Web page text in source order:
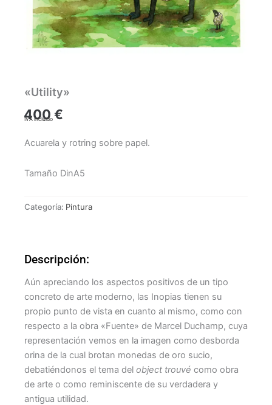
«Utility»
400€
IVA incluido
Acuarela y rotring sobre papel.
Tamaño DinA5
Categoría: Pintura
Descripción:
Aún apreciando los aspectos positivos de un tipo
concreto de arte moderno, las Inopias tienen su
propio punto de vista en cuanto al mismo, como con
respecto a la obra «Fuente» de Marcel Duchamp, cuya
representación vemos en la imagen como desborda
orina de la cual brotan monedas de oro sucio,
debatiéndonos el tema del object trouvé como obra
de arte o como reminiscente de su verdadera y
antigua utilidad.